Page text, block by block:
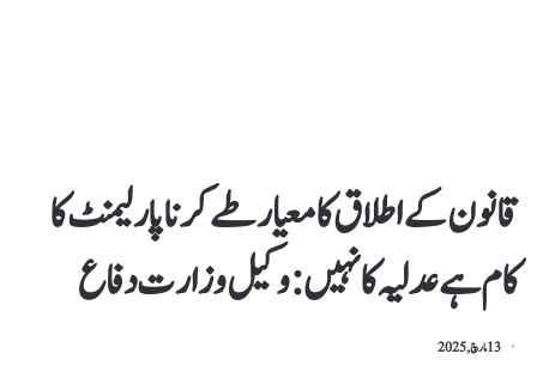
قانون کے اطلاق کا معیار طے کرنا پارلیمنٹ کا
کام ہے عدلیہ کا نہیں : وکیل وزارت دفاع
13 مارچ, 2025